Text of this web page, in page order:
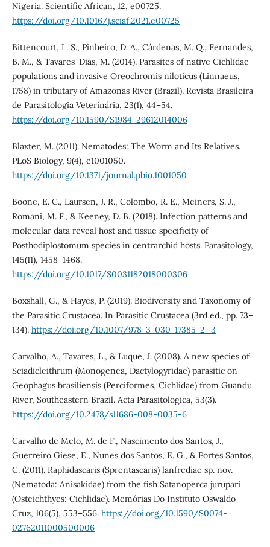
Nigeria. Scientific African, 12, e00725.
https://doi.org/10.1016/j.sciaf.2021.e00725
Bittencourt, L. S., Pinheiro, D. A., Cárdenas, M. Q., Fernandes,
B. M., & Tavares-Dias, M. (2014). Parasites of native Cichlidae
populations and invasive Oreochromis niloticus (Linnaeus,
1758) in tributary of Amazonas River (Brazil). Revista Brasileira
de Parasitologia Veterinária, 23(1), 44–54.
https://doi.org/10.1590/S1984-29612014006
Blaxter, M. (2011). Nematodes: The Worm and Its Relatives.
PLoS Biology, 9(4), e1001050.
https://doi.org/10.1371/journal.pbio.1001050
Boone, E. C., Laursen, J. R., Colombo, R. E., Meiners, S. J.,
Romani, M. F., & Keeney, D. B. (2018). Infection patterns and
molecular data reveal host and tissue specificity of
Posthodiplostomum species in centrarchid hosts. Parasitology,
145(11), 1458–1468.
https://doi.org/10.1017/S0031182018000306
Boxshall, G., & Hayes, P. (2019). Biodiversity and Taxonomy of
the Parasitic Crustacea. In Parasitic Crustacea (3rd ed., pp. 73–
134). https://doi.org/10.1007/978-3-030-17385-2_3
Carvalho, A., Tavares, L., & Luque, J. (2008). A new species of
Sciadicleithrum (Monogenea, Dactylogyridae) parasitic on
Geophagus brasiliensis (Perciformes, Cichlidae) from Guandu
River, Southeastern Brazil. Acta Parasitologica, 53(3).
https://doi.org/10.2478/s11686-008-0035-6
Carvalho de Melo, M. de F., Nascimento dos Santos, J.,
Guerreiro Giese, E., Nunes dos Santos, E. G., & Portes Santos,
C. (2011). Raphidascaris (Sprentascaris) lanfrediae sp. nov.
(Nematoda: Anisakidae) from the fish Satanoperca jurupari
(Osteichthyes: Cichlidae). Memórias Do Instituto Oswaldo
Cruz, 106(5), 553–556. https://doi.org/10.1590/S0074-
02762011000500006